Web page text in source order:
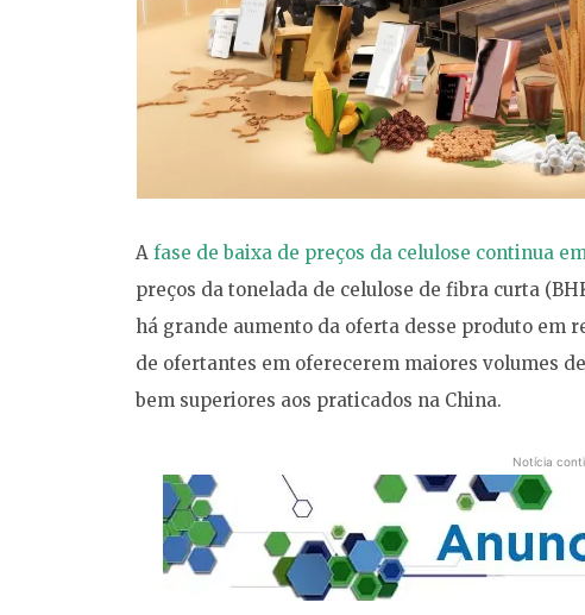
A fase de baixa de preços da celulose continua
preços da tonelada de celulose de fibra curta
há grande aumento da oferta desse produto em
de ofertantes em oferecerem maiores volumes
bem superiores aos praticados na China.
Notícia